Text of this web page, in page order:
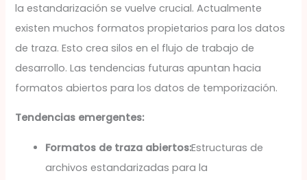
la estandarización se vuelve crucial. Actualmente
existen muchos formatos propietarios para los datos
de traza. Esto crea silos en el flujo de trabajo de
desarrollo. Las tendencias futuras apuntan hacia
formatos abiertos para los datos de temporización.
Tendencias emergentes:
Formatos de traza abiertos:Estructuras de
archivos estandarizadas para la